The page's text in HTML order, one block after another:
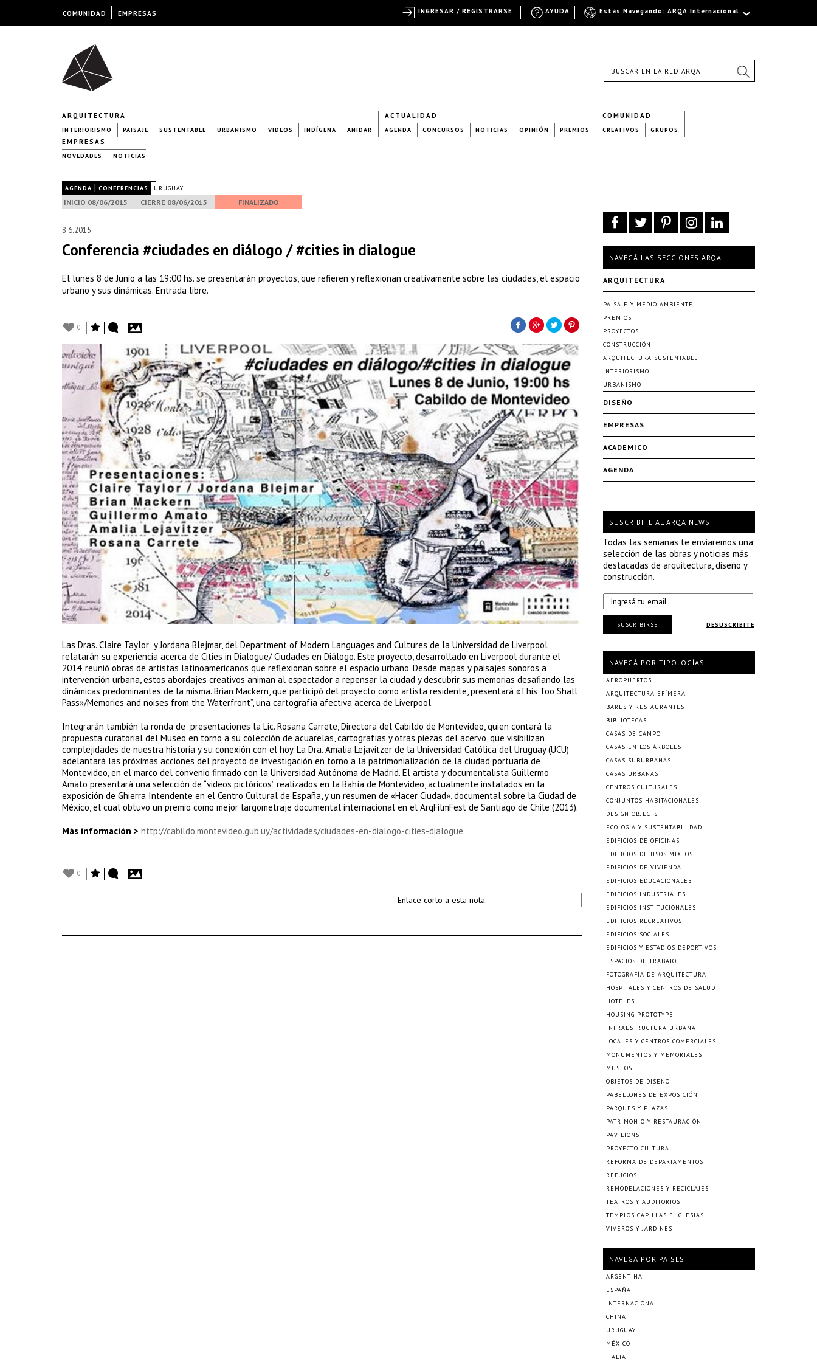
ARQUITECTURA
INTERIORISMO PAISAJE SUSTENTABLE URBANISMO VIDEOS INDÍGENA ANIDAR
ACTUALIDAD
AGENDA CONCURSOS NOTICIAS OPINIÓN PREMIOS
COMUNIDAD
CREATIVOS GRUPOS
EMPRESAS
NOVEDADES NOTICIAS
AGENDA | CONFERENCIAS URUGUAY
INICIO 08/06/2015 CIERRE 08/06/2015 FINALIZADO
8.6.2015
Conferencia #ciudades en diálogo / #cities in dialogue
El lunes 8 de Junio a las 19:00 hs. se presentarán proyectos, que refieren y reflexionan creativamente sobre las ciudades, el espacio
urbano y sus dinámicas. Entrada libre.
0
Las Dras. Claire Taylor y Jordana Blejmar, del Department of Modern Languages and Cultures de la Universidad de Liverpool
relatarán su experiencia acerca de Cities in Dialogue/ Ciudades en Diálogo. Este proyecto, desarrollado en Liverpool durante el
2014, reunió obras de artistas latinoamericanos que reflexionan sobre el espacio urbano. Desde mapas y paisajes sonoros a
intervención urbana, estos abordajes creativos animan al espectador a repensar la ciudad y descubrir sus memorias desafiando las
dinámicas predominantes de la misma. Brian Mackern, que participó del proyecto como artista residente, presentará «This Too Shall
Pass»/Memories and noises from the Waterfront”, una cartografía afectiva acerca de Liverpool.
Integrarán también la ronda de presentaciones la Lic. Rosana Carrete, Directora del Cabildo de Montevideo, quien contará la
propuesta curatorial del Museo en torno a su colección de acuarelas, cartografías y otras piezas del acervo, que visibilizan
complejidades de nuestra historia y su conexión con el hoy. La Dra. Amalia Lejavitzer de la Universidad Católica del Uruguay (UCU)
adelantará las próximas acciones del proyecto de investigación en torno a la patrimonialización de la ciudad portuaria de
Montevideo, en el marco del convenio firmado con la Universidad Autónoma de Madrid. El artista y documentalista Guillermo
Amato presentará una selección de “videos pictóricos” realizados en la Bahía de Montevideo, actualmente instalados en la
exposición de Ghierra Intendente en el Centro Cultural de España, y un resumen de «Hacer Ciudad», documental sobre la Ciudad de
México, el cual obtuvo un premio como mejor largometraje documental internacional en el ArqFilmFest de Santiago de Chile (2013).
Más información > http://cabildo.montevideo.gub.uy/actividades/ciudades-en-dialogo-cities-dialogue
0
Enlace corto a esta nota:
NAVEGÁ LAS SECCIONES ARQA
ARQUITECTURA
PAISAJE Y MEDIO AMBIENTE
PREMIOS
PROYECTOS
CONSTRUCCIÓN
ARQUITECTURA SUSTENTABLE
INTERIORISMO
URBANISMO
DISEÑO
EMPRESAS
ACADÉMICO
AGENDA
SUSCRIBITE AL ARQA NEWS
Todas las semanas te enviaremos una
selección de las obras y noticias más
destacadas de arquitectura, diseño y
construcción.
DESUSCRIBITE
SUSCRIBIRSE
NAVEGÁ POR TIPOLOGÍAS
AEROPUERTOS
ARQUITECTURA EFÍMERA
BARES Y RESTAURANTES
BIBLIOTECAS
CASAS DE CAMPO
CASAS EN LOS ÁRBOLES
CASAS SUBURBANAS
CASAS URBANAS
CENTROS CULTURALES
CONJUNTOS HABITACIONALES
DESIGN OBJECTS
ECOLOGÍA Y SUSTENTABILIDAD
EDIFICIOS DE OFICINAS
EDIFICIOS DE USOS MIXTOS
EDIFICIOS DE VIVIENDA
EDIFICIOS EDUCACIONALES
EDIFICIOS INDUSTRIALES
EDIFICIOS INSTITUCIONALES
EDIFICIOS RECREATIVOS
EDIFICIOS SOCIALES
EDIFICIOS Y ESTADIOS DEPORTIVOS
ESPACIOS DE TRABAJO
FOTOGRAFÍA DE ARQUITECTURA
HOSPITALES Y CENTROS DE SALUD
HOTELES
HOUSING PROTOTYPE
INFRAESTRUCTURA URBANA
LOCALES Y CENTROS COMERCIALES
MONUMENTOS Y MEMORIALES
MUSEOS
OBJETOS DE DISEÑO
PABELLONES DE EXPOSICIÓN
PARQUES Y PLAZAS
PATRIMONIO Y RESTAURACIÓN
PAVILIONS
PROYECTO CULTURAL
REFORMA DE DEPARTAMENTOS
REFUGIOS
REMODELACIONES Y RECICLAJES
TEATROS Y AUDITORIOS
TEMPLOS CAPILLAS E IGLESIAS
VIVEROS Y JARDINES
NAVEGÁ POR PAÍSES
ARGENTINA
ESPAÑA
INTERNACIONAL
CHINA
URUGUAY
MÉXICO
ITALIA
COMUNIDAD EMPRESAS Estás Navegando: ARQA Internacional
AYUDA
INGRESAR / REGISTRARSE